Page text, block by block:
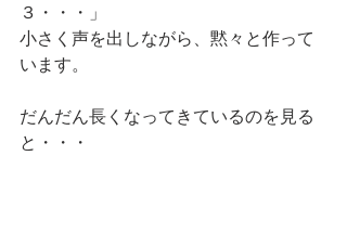
３・・・」
小さく声を出しながら、黙々と作って
います。
だんだん長くなってきているのを見る
と・・・